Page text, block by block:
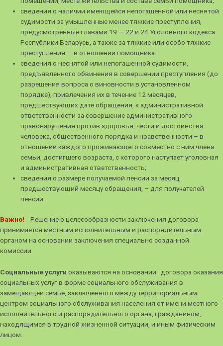
сведения о наличии имеющейся непогашенной или неснятой
судимости за умышленные менее тяжкие преступления,
предусмотренные главами 19 — 22 и 24 Уголовного кодекса
Республики Беларусь, а также за тяжкие или особо тяжкие
преступления — в отношении помощника.
сведения о неснятой или непогашенной судимости,
предъявленного обвинения в совершении преступления (до
разрешения вопроса о виновности в установленном
порядке), привлечения их в течение 12 месяцев,
предшествующих дате обращения, к административной
ответственности за совершение административного
правонарушения против здоровья, чести и достоинства
человека, общественного порядка и нравственности – в
отношении каждого проживающего совместно с ним члена
семьи, достигшего возраста, с которого наступает уголовная
и административная ответственность;
сведения о размере получаемой пенсии за месяц,
предшествующий месяцу обращения, – для получателей
пенсии.
Важно! Решение о целесообразности заключения договора
принимается местным исполнительным и распорядительным
органом на основании заключения специально созданной
комиссии.
Социальные услуги оказываются на основании договора оказания
социальных услуг в форме социального обслуживания в
замещающей семье, заключенного между территориальным
центром социального обслуживания населения от имени местного
исполнительного и распорядительного органа, гражданином,
находящимся в трудной жизненной ситуации, и иным физическим
лицом.